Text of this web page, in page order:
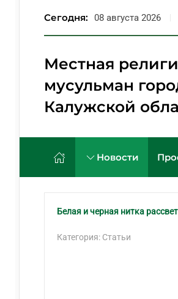
Перейти к содержимому
Сегодня: 08 августа 2026
Местная
мусульман
Калужской
Новости
Белая и черная нитка
Категория: Статьи